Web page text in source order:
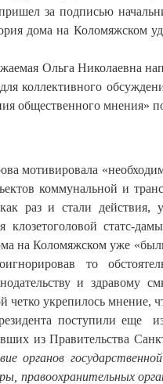
за подписью
дома на Коломяжском
Ольга Николаевна
коллективного
общественного мнения»
мотивировала
коммунальной и
раз и стали
клозетоголовой статс-
на Коломяжском уже
то
и здравому
четко укрепилось
поступили еще
из Правительства
органов
правоохранительных